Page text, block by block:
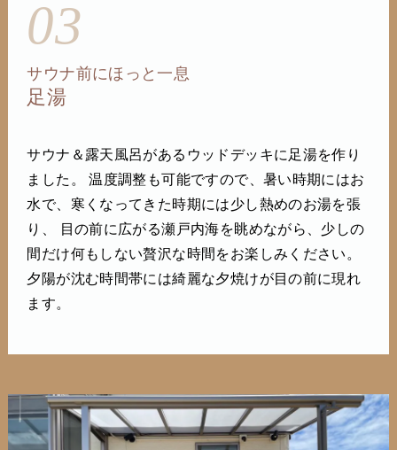
03
サウナ前にほっと一息
足湯
サウナ＆露天風呂があるウッドデッキに足湯を作り
ました。 温度調整も可能ですので、暑い時期にはお
水で、寒くなってきた時期には少し熱めのお湯を張
り、 目の前に広がる瀬戸内海を眺めながら、少しの
間だけ何もしない贅沢な時間をお楽しみください。
夕陽が沈む時間帯には綺麗な夕焼けが目の前に現れ
ます。